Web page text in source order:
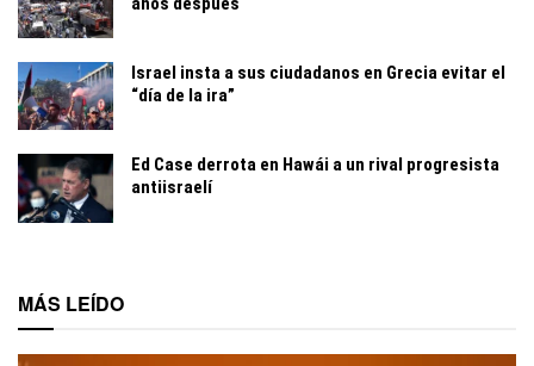
Israel insta a sus ciudadanos en Grecia evitar el
“día de la ira”
Ed Case derrota en Hawái a un rival progresista
antiisraelí
MÁS LEÍDO